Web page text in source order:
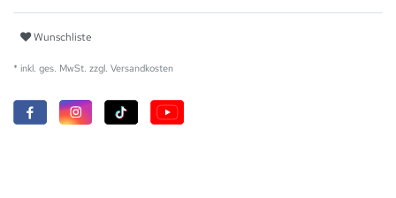
Wunschliste
* inkl. ges. MwSt. zzgl. Versandkosten